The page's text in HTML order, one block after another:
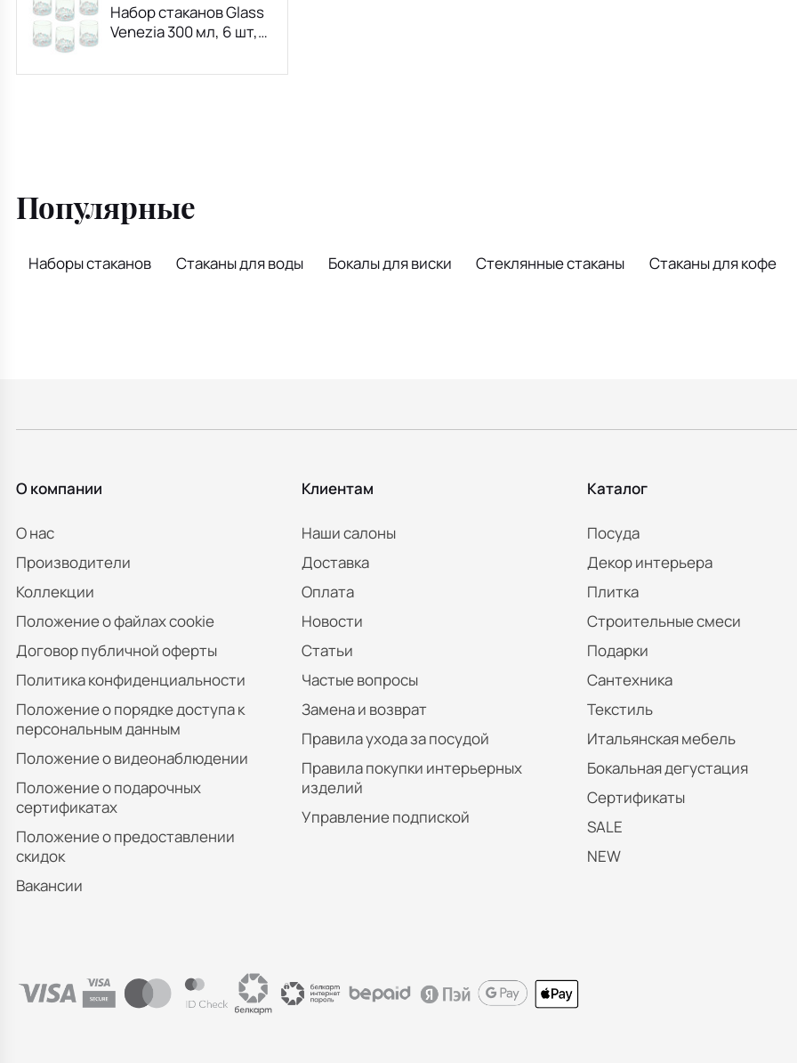
Набор стаканов Glass
Venezia 300 мл, 6 шт,
Популярные
Наборы стаканов Стаканы для воды Бокалы для виски Стеклянные стаканы Стаканы для кофе
О компании
О нас
Производители
Коллекции
Положение о файлах cookie
Договор публичной оферты
Политика конфиденциальности
Положение о порядке доступа к
персональным данным
Положение о видеонаблюдении
Положение о подарочных
сертификатах
Положение о предоставлении
скидок
Вакансии
Клиентам
Наши салоны
Доставка
Оплата
Новости
Статьи
Частые вопросы
Замена и возврат
Правила ухода за посудой
Правила покупки интерьерных
изделий
Управление подпиской
Каталог
Посуда
Декор интерьера
Плитка
Строительные смеси
Подарки
Сантехника
Текстиль
Итальянская мебель
Бокальная дегустация
Сертификаты
SALE
NEW